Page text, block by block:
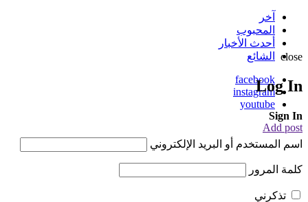
آخر
المحبوب
أحدث الأخبار
الشائع
facebook
instagram
youtube
Add post
close
Log In
Sign In
اسم المستخدم أو البريد الإلكتروني
كلمة المرور
تذكرني